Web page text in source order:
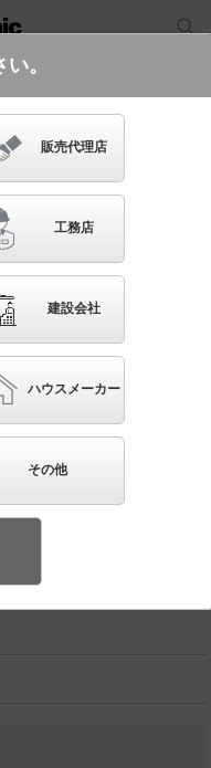
算
LE1
ーライト 1/2ビーム
・耐塵型（本体）
ネル付型
ザイン性を持ち合わせ、快
です）
。
販売代理店
工務店
建設会社
ハウスメーカー
その他